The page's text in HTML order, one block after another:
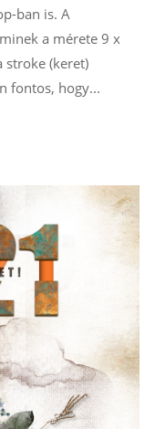
ban is. A
a mérete 9 x
stroke (keret)
fontos, hogy...